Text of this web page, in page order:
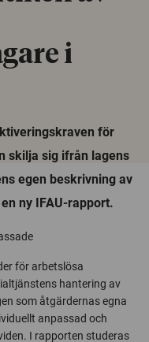
i
för
skilja sig ifrån lagens
egen beskrivning av
ny IFAU-rapport.
för arbetslösa
hantering av
som åtgärdernas egna
anpassad och
I rapporten studeras